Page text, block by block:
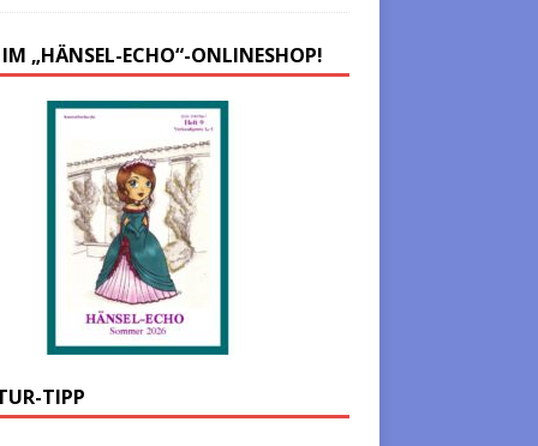
„HÄNSEL-ECHO“-ONLINESHOP!
TIPP